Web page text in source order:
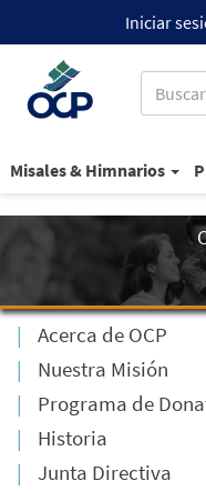
Iniciar
Misales & Himnarios
Acerca de OCP
Nuestra Misión
Programa de
Historia
Junta Directiva